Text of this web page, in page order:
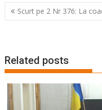
Navigare
în
Scurt pe 2 Nr 376: La
Related posts